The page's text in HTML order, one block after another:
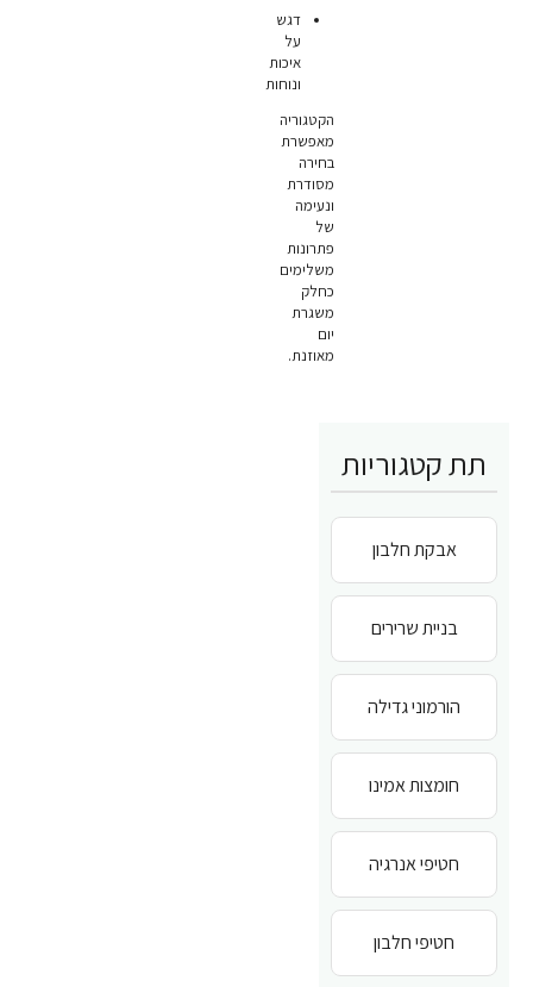
דגש
על
איכות
ונוחות
הקטגוריה
מאפשרת
בחירה
מסודרת
ונעימה
של
פתרונות
משלימים
כחלק
משגרת
יום
מאוזנת.
תת קטגוריות
אבקת חלבון
בניית שרירים
הורמוני גדילה
חומצות אמינו
חטיפי אנרגיה
חטיפי חלבון